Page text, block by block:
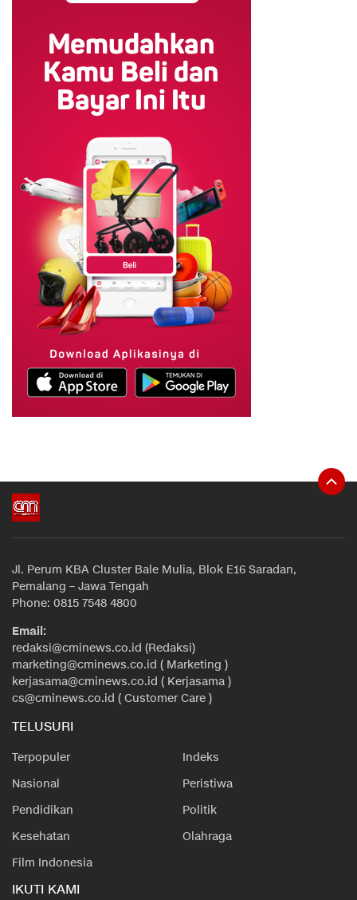
Jl. Perum KBA Cluster Bale Mulia, Blok E16 Saradan,
Pemalang – Jawa Tengah
Phone: 0815 7548 4800
Email:
redaksi@cminews.co.id (Redaksi)
marketing@cminews.co.id ( Marketing )
kerjasama@cminews.co.id ( Kerjasama )
cs@cminews.co.id ( Customer Care )
TELUSURI
Terpopuler
Indeks
Nasional
Peristiwa
Pendidikan
Politik
Kesehatan
Olahraga
Film Indonesia
IKUTI KAMI